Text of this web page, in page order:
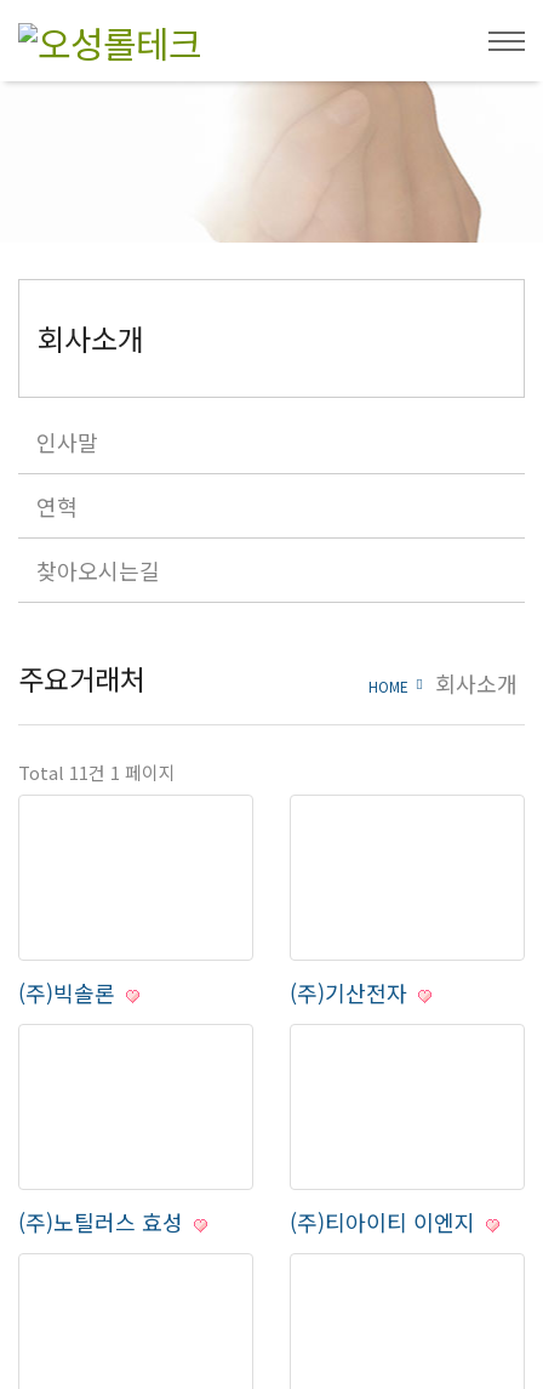
회사소개
인사말
연혁
찾아오시는길
주요거래처 HOME 회사소개
Total 11건 1 페이지
(주)빅솔론 (주)기산전자
(주)노틸러스 효성 (주)티아이티 이엔지